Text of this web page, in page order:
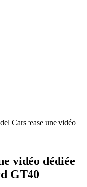
Cars tease une vidéo
vidéo dédiée
GT40